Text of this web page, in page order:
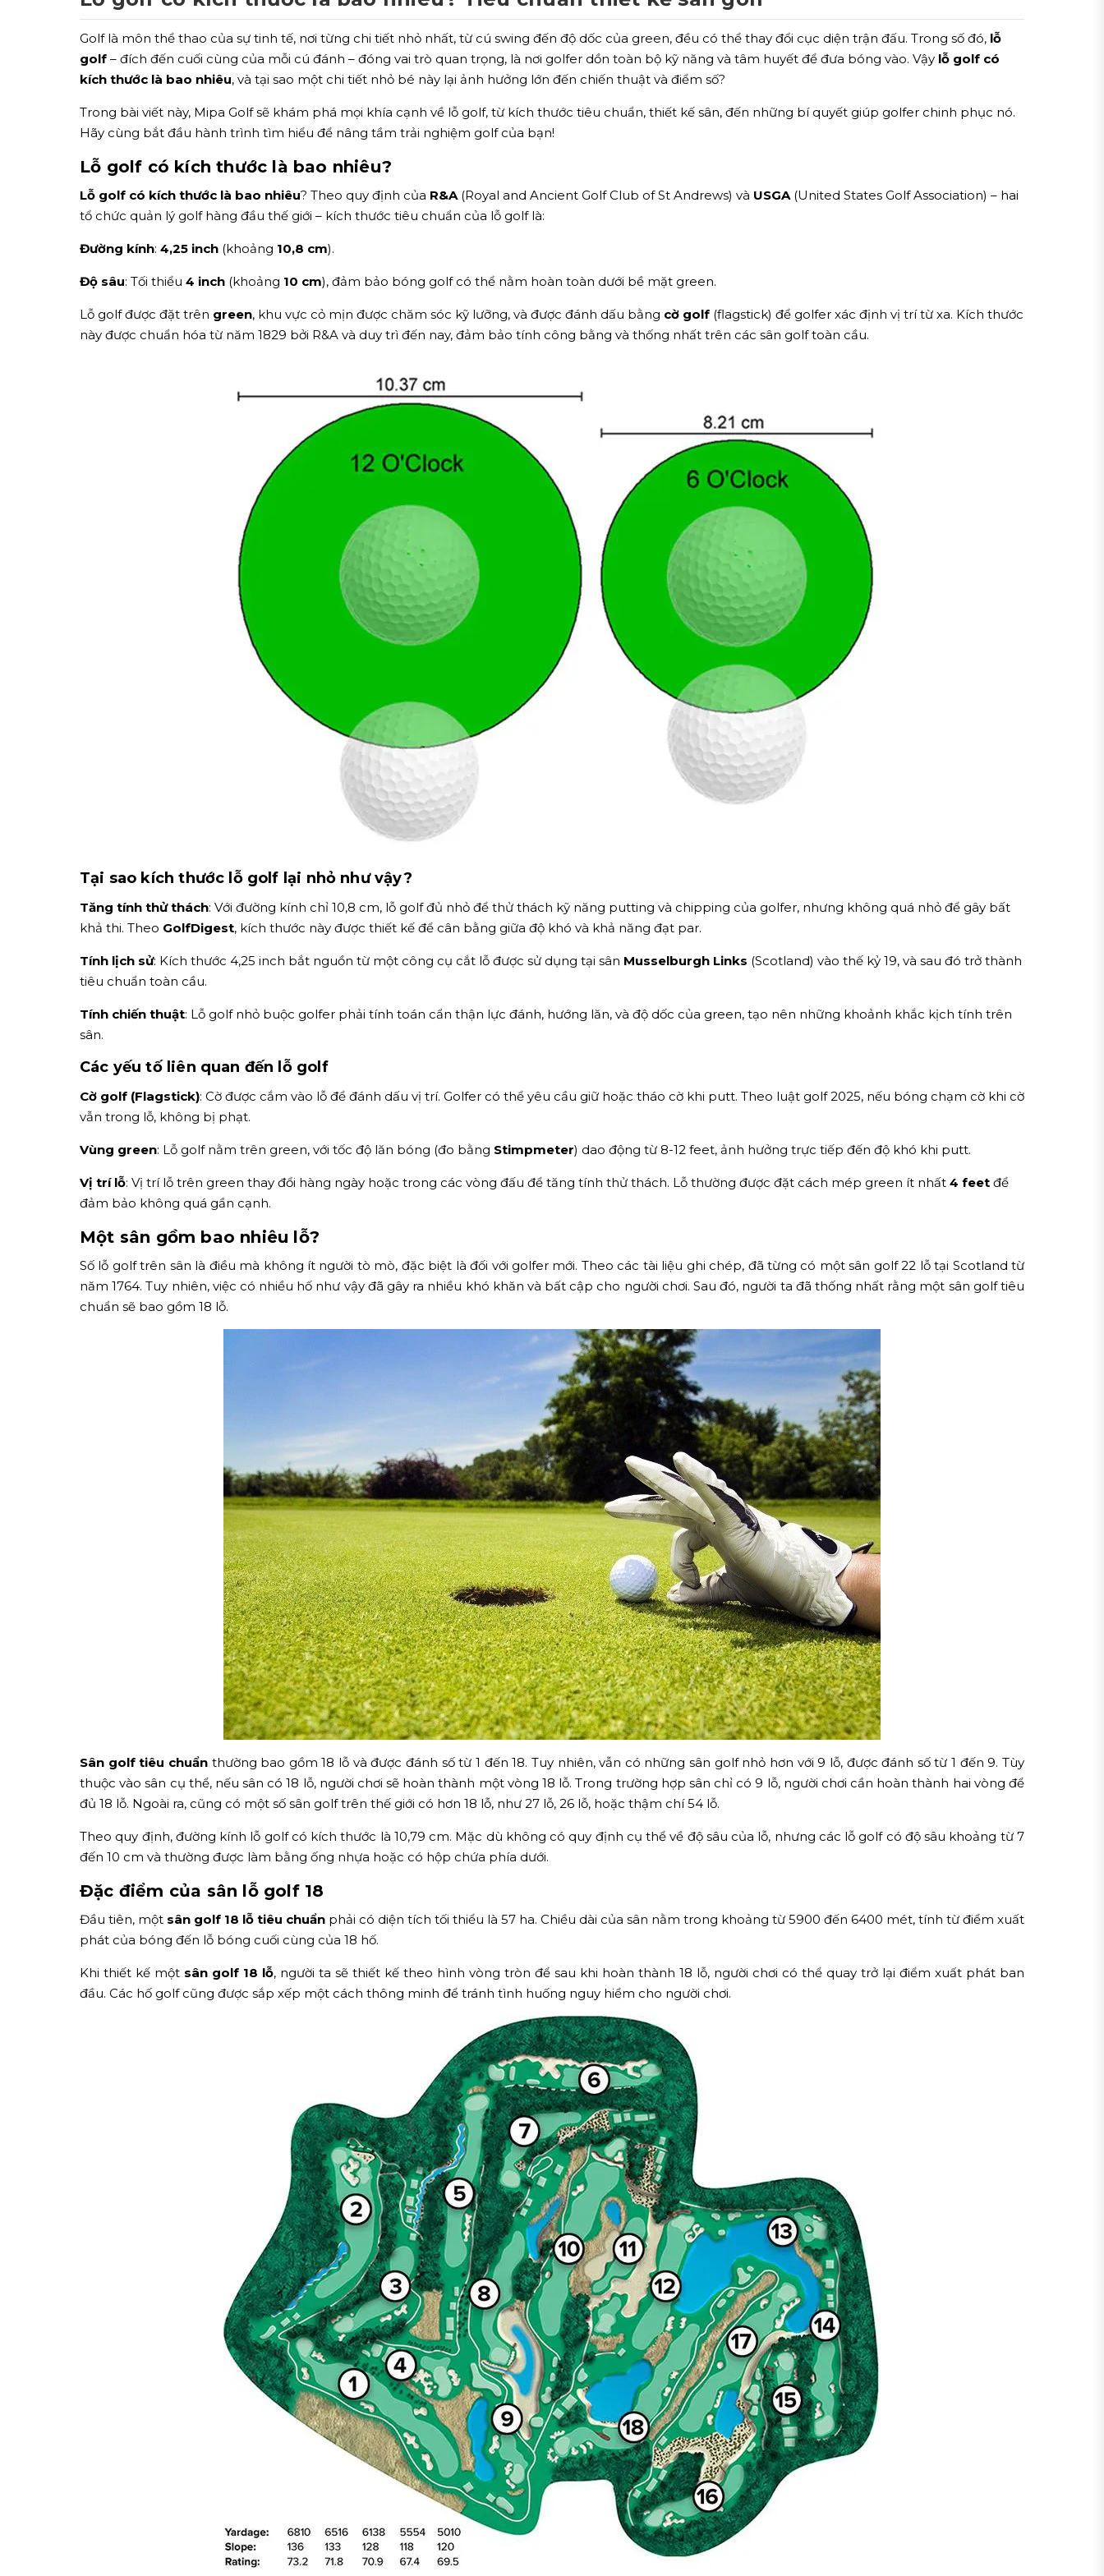
Golf là môn thể thao của sự tinh tế, nơi từng chi tiết nhỏ nhất, từ cú swing đến độ dốc của green, đều có thể thay đổi cục diện trận đấu. Trong số đó, lỗ
golf – đích đến cuối cùng của mỗi cú đánh – đóng vai trò quan trọng, là nơi golfer dồn toàn bộ kỹ năng và tâm huyết để đưa bóng vào. Vậy lỗ golf có
kích thước là bao nhiêu, và tại sao một chi tiết nhỏ bé này lại ảnh hưởng lớn đến chiến thuật và điểm số?
Trong bài viết này, Mipa Golf sẽ khám phá mọi khía cạnh về lỗ golf, từ kích thước tiêu chuẩn, thiết kế sân, đến những bí quyết giúp golfer chinh phục nó.
Hãy cùng bắt đầu hành trình tìm hiểu để nâng tầm trải nghiệm golf của bạn!
Lỗ golf có kích thước là bao nhiêu?
Lỗ golf có kích thước là bao nhiêu? Theo quy định của R&A(Royal and Ancient Golf Club of St Andrews) và USGA(United States Golf Association) – hai
tổ chức quản lý golf hàng đầu thế giới – kích thước tiêu chuẩn của lỗ golf là:
Đường kính: 4,25 inch (khoảng 10,8 cm).
Độ sâu: Tối thiểu 4 inch (khoảng 10 cm), đảm bảo bóng golf có thể nằm hoàn toàn dưới bề mặt green.
Lỗ golf được đặt trên green, khu vực cỏ mịn được chăm sóc kỹ lưỡng, và được đánh dấu bằng cờ golf (flagstick) để golfer xác định vị trí từ xa. Kích thước
này được chuẩn hóa từ năm 1829 bởi R&A và duy trì đến nay, đảm bảo tính công bằng và thống nhất trên các sân golf toàn cầu.
Tại sao kích thước lỗ golf lại nhỏ như vậy?
Tăng tính thử thách: Với đường kính chỉ 10,8 cm, lỗ golf đủ nhỏ để thử thách kỹ năng putting và chipping của golfer, nhưng không quá nhỏ để gây bất
khả thi. Theo GolfDigest, kích thước này được thiết kế để cân bằng giữa độ khó và khả năng đạt par.
Tính lịch sử: Kích thước 4,25 inch bắt nguồn từ một công cụ cắt lỗ được sử dụng tại sân Musselburgh Links (Scotland) vào thế kỷ 19, và sau đó trở thành
tiêu chuẩn toàn cầu.
Tính chiến thuật: Lỗ golf nhỏ buộc golfer phải tính toán cẩn thận lực đánh, hướng lăn, và độ dốc của green, tạo nên những khoảnh khắc kịch tính trên
sân.
Các yếu tố liên quan đến lỗ golf
Cờ golf (Flagstick): Cờ được cắm vào lỗ để đánh dấu vị trí. Golfer có thể yêu cầu giữ hoặc tháo cờ khi putt. Theo luật golf 2025, nếu bóng chạm cờ khi cờ
vẫn trong lỗ, không bị phạt.
Vùng green: Lỗ golf nằm trên green, với tốc độ lăn bóng (đo bằng Stimpmeter) dao động từ 8-12 feet, ảnh hưởng trực tiếp đến độ khó khi putt.
Vị trí lỗ: Vị trí lỗ trên green thay đổi hàng ngày hoặc trong các vòng đấu để tăng tính thử thách. Lỗ thường được đặt cách mép green ít nhất 4 feet để
đảm bảo không quá gần cạnh.
Một sân gồm bao nhiêu lỗ?
Số lỗ golf trên sân là điều mà không ít người tò mò, đặc biệt là đối với golfer mới. Theo các tài liệu ghi chép, đã từng có một sân golf 22 lỗ tại Scotland từ
năm 1764. Tuy nhiên, việc có nhiều hố như vậy đã gây ra nhiều khó khăn và bất cập cho người chơi. Sau đó, người ta đã thống nhất rằng một sân golf tiêu
chuẩn sẽ bao gồm 18 lỗ.
Sân golf tiêu chuẩnthường bao gồm 18 lỗ và được đánh số từ 1 đến 18. Tuy nhiên, vẫn có những sân golf nhỏ hơn với 9 lỗ, được đánh số từ 1 đến 9. Tùy
thuộc vào sân cụ thể, nếu sân có 18 lỗ, người chơi sẽ hoàn thành một vòng 18 lỗ. Trong trường hợp sân chỉ có 9 lỗ, người chơi cần hoàn thành hai vòng để
đủ 18 lỗ. Ngoài ra, cũng có một số sân golf trên thế giới có hơn 18 lỗ, như 27 lỗ, 26 lỗ, hoặc thậm chí 54 lỗ.
Theo quy định, đường kính lỗ golf có kích thước là 10,79 cm. Mặc dù không có quy định cụ thể về độ sâu của lỗ, nhưng các lỗ golf có độ sâu khoảng từ 7
đến 10 cm và thường được làm bằng ống nhựa hoặc có hộp chứa phía dưới.
Đặc điểm của sân lỗ golf 18
Đầu tiên, một sân golf 18 lỗ tiêu chuẩn phải có diện tích tối thiểu là 57 ha. Chiều dài của sân nằm trong khoảng từ 5900 đến 6400 mét, tính từ điểm xuất
phát của bóng đến lỗ bóng cuối cùng của 18 hố.
Khi thiết kế một sân golf 18 lỗ, người ta sẽ thiết kế theo hình vòng tròn để sau khi hoàn thành 18 lỗ, người chơi có thể quay trở lại điểm xuất phát ban
đầu. Các hố golf cũng được sắp xếp một cách thông minh để tránh tình huống nguy hiểm cho người chơi.